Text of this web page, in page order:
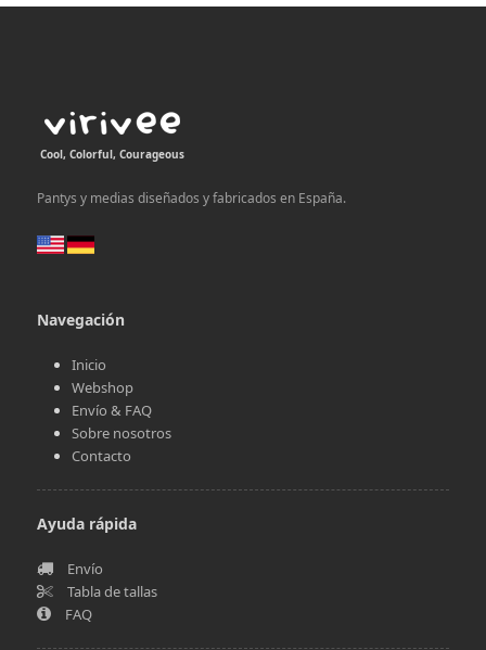
Cool, Colorful, Courageous
Pantys y medias diseñados y fabricados en España.
Navegación
Inicio
Webshop
Envío & FAQ
Sobre nosotros
Contacto
Ayuda rápida
Envío
Tabla de tallas
FAQ